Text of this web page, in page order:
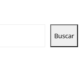
Buscar